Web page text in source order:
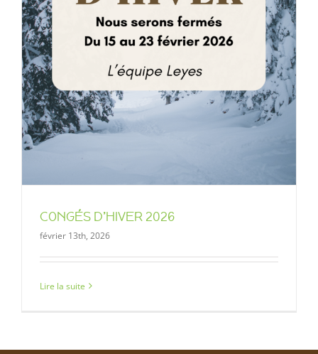
CONGÉS D’HIVER 2026
février 13th, 2026
Lire la suite